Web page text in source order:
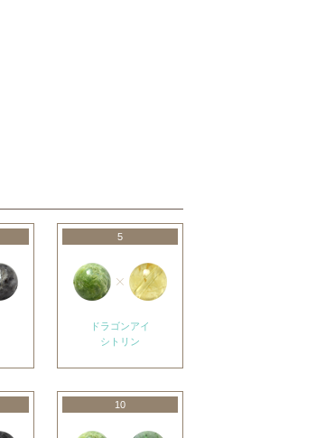
5
ドラゴンアイ
シトリン
10